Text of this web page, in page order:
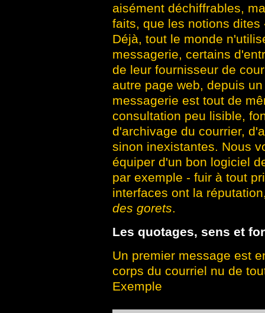
aisément déchiffrables,
faits, que les notions
Déjà, tout le monde
messagerie, certains
de leur fournisseur de
autre page web, depuis
messagerie est tout de
consultation peu lisible,
d'archivage du courrier,
sinon inexistantes. Nous
équiper d'un bon logiciel
par exemple - fuir à tout
interfaces ont la
des gorets.
Les quotages, sens et
Un premier message est
corps du courriel nu de
Exemple